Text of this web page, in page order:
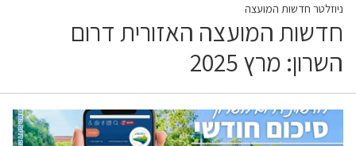
ניוזלטר חדשות המועצה
חדשות המועצה האזורית דרום
השרון: מרץ 2025